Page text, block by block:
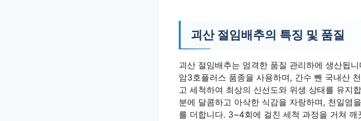
괴산 절임배추의 특징 및 품질
괴산 절임배추는 엄격한 품질 관리하에 생산됩
암3호플러스 품종을 사용하며, 간수 뺀 국내산
고 세척하여 최상의 신선도와 위생 상태를 유지
분에 달콤하고 아삭한 식감을 자랑하며, 천일염
를 더합니다. 3~4회에 걸친 세척 과정을 거쳐 깨